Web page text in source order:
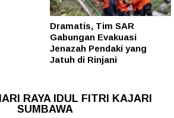
Dramatis, Tim SAR
Gabungan Evakuasi
Jenazah Pendaki yang
Jatuh di Rinjani
RAYA IDUL FITRI KAJARI
SUMBAWA